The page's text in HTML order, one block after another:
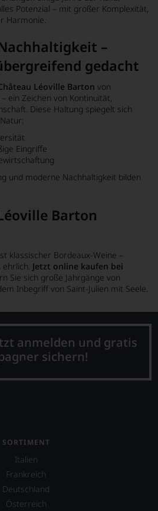
Potenzial – mit großer Komplexität,
Harmonie.
–
gedacht
Léoville Barton von
ein Zeichen von Kontinuität,
Diese Haltung spiegelt sich
Eingriffe
und moderne Nachhaltigkeit bilden
Barton
klassischer Bordeaux-Weine –
ehrlich. Jetzt online kaufen bei
Sie sich große Jahrgänge von
Inbegriff von Saint-Julien mit Seele.
anmelden und gratis
sichern!
SORTIMENT
Italien
Frankreich
Deutschland
Österreich